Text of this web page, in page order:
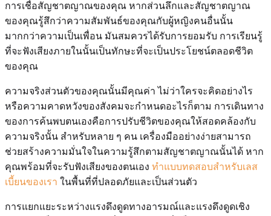
การเชื่อสัญชาตญาณของคุณ หากส่วนลึกและสัญชาตญาณ
ของคุณรู้สึกว่าความสัมพันธ์ของคุณกับผู้หญิงคนอื่นนั้น
มากกว่าความเป็นเพื่อน มันสมควรได้รับการยอมรับ การเรียนรู้
ที่จะฟังเสียงภายในนั้นเป็นทักษะที่จะเป็นประโยชน์ตลอดชีวิต
ของคุณ
ความจริงส่วนตัวของคุณนั้นมีคุณค่า ไม่ว่าใครจะคิดอย่างไร
หรือความคาดหวังของสังคมจะกำหนดอะไรก็ตาม การเดินทาง
ของการค้นพบตนเองคือการปรับชีวิตของคุณให้สอดคล้องกับ
ความจริงนั้น สำหรับหลาย ๆ คน เครื่องมืออย่างง่ายสามารถ
ช่วยสร้างความมั่นใจในความรู้สึกตามสัญชาตญาณนั้นได้ หาก
คุณพร้อมที่จะรับฟังเสียงของตนเอง ทำแบบทดสอบสำหรับเลส
เบี้ยนของเรา ในพื้นที่ที่ปลอดภัยและเป็นส่วนตัว
การแยกแยะระหว่างแรงดึงดูดทางอารมณ์และแรงดึงดูดเชิง